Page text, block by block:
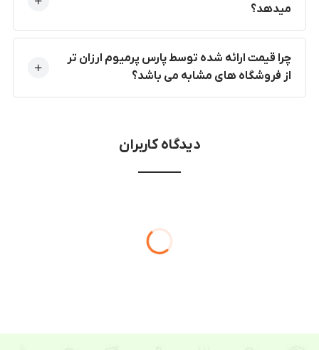
میدهد؟
چرا قیمت ارائه شده توسط پارس پرمیوم ارزان تر
از فروشگاه های مشابه می باشد؟
دیدگاه کاربران